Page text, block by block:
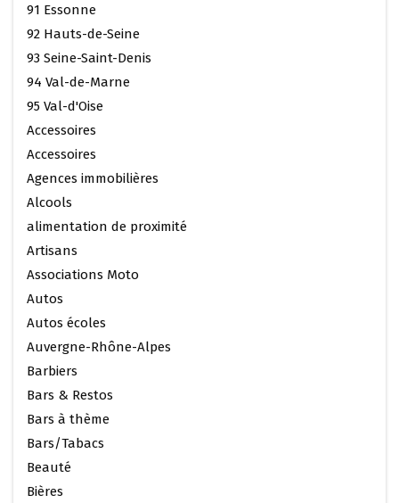
91 Essonne
92 Hauts-de-Seine
93 Seine-Saint-Denis
94 Val-de-Marne
95 Val-d'Oise
Accessoires
Accessoires
Agences immobilières
Alcools
alimentation de proximité
Artisans
Associations Moto
Autos
Autos écoles
Auvergne-Rhône-Alpes
Barbiers
Bars & Restos
Bars à thème
Bars/Tabacs
Beauté
Bières